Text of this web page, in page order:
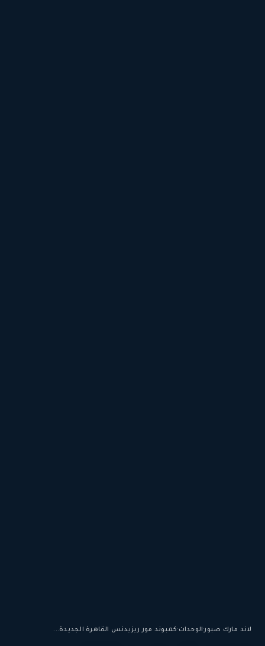
لاند مارك صبور·الوحدات·كمبوند مور ريزيدنس القاهرة الجديدة...